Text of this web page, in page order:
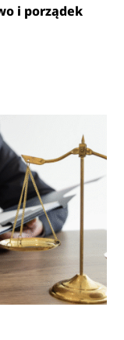
i porządek